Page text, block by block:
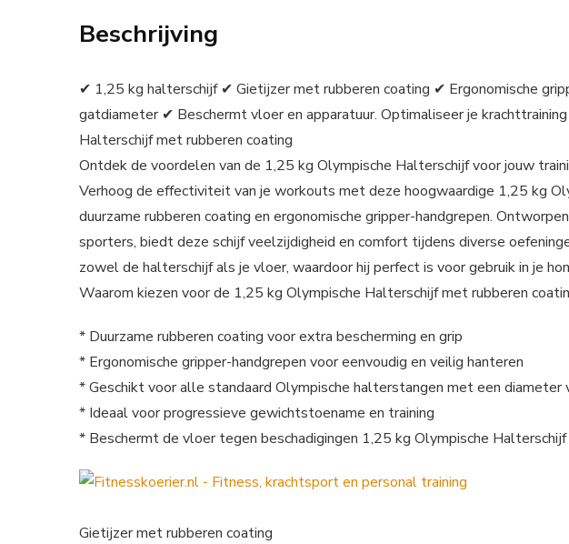
Beschrijving
✔ 1,25 kg halterschijf ✔ Gietijzer met rubberen coating ✔ Ergonomische
gatdiameter ✔ Beschermt vloer en apparatuur. Optimaliseer je
Halterschijf met rubberen coating
Ontdek de voordelen van de 1,25 kg Olympische Halterschijf voor jouw
Verhoog de effectiviteit van je workouts met deze hoogwaardige 1,25 kg
duurzame rubberen coating en ergonomische gripper-handgrepen.
sporters, biedt deze schijf veelzijdigheid en comfort tijdens diverse
zowel de halterschijf als je vloer, waardoor hij perfect is voor gebruik in je
Waarom kiezen voor de 1,25 kg Olympische Halterschijf met rubberen
* Duurzame rubberen coating voor extra bescherming en grip
* Ergonomische gripper-handgrepen voor eenvoudig en veilig hanteren
* Geschikt voor alle standaard Olympische halterstangen met een diameter
* Ideaal voor progressieve gewichtstoename en training
* Beschermt de vloer tegen beschadigingen 1,25 kg Olympische
Gietijzer met rubberen coating